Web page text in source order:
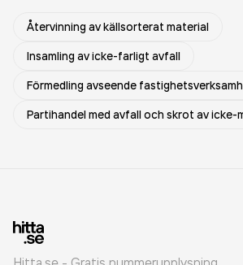
Återvinning av källsorterat material
Insamling av icke-farligt avfall
Förmedling avseende
Partihandel med avfall och skrot av icke-